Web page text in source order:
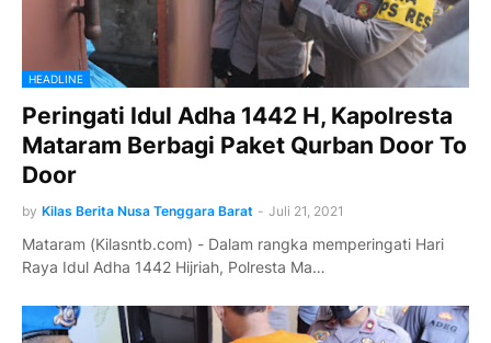
HEADLINE
Peringati Idul Adha 1442 H, Kapolresta
Mataram Berbagi Paket Qurban Door To
Door
by Kilas Berita Nusa Tenggara Barat - Juli 21, 2021
Mataram (Kilasntb.com) - Dalam rangka memperingati Hari
Raya Idul Adha 1442 Hijriah, Polresta Ma…